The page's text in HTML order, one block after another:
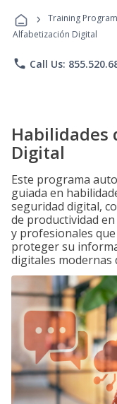
› Training
Alfabetización Digital
phone Call Us:
Habilidades
Digital
Este programa
guiada en
seguridad digital,
de productividad
y profesionales
proteger su
digitales modernas